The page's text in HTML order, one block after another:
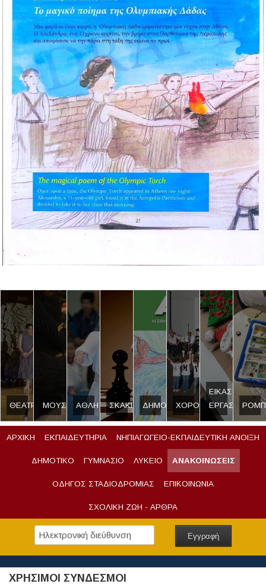
ΘΕΑΤΡΟ ΜΟΥΣΙΚΗΑΘΛΗΤΙΣΜΟΣ
ΣΚΑΚΙ ΔΗΜΟΣΙΟΓΡΑΦΙΑ
ΧΟΡΟΣ
ΕΙΚΑΣΤΙΚΟ
ΕΡΓΑΣΤΗΡΙ
ΑΡΧΙΚΗ ΕΚΠΑΙΔΕΥΤΗΡΙΑ ΝΗΠΙΑΓΩΓΕΙΟ-ΕΚΠΑΙΔΕΥΤΙΚΗ ΑΝΟΙΞΗ
ΔΗΜΟΤΙΚΟ ΓΥΜΝΑΣΙΟ ΛΥΚΕΙΟ ΑΝΑΚΟΙΝΩΣΕΙΣ
ΟΔΗΓΟΣ ΣΤΑΔΙΟΔΡΟΜΙΑΣ ΕΠΙΚΟΙΝΩΝΙΑ
ΣΧΟΛΙΚΗ ΖΩΗ - ΑΡΘΡΑ
ΧΡΗΣΙΜΟΙ ΣΥΝΔΕΣΜΟΙ